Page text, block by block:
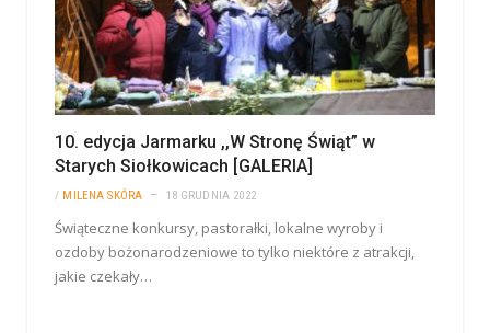
10. edycja Jarmarku ,,W Stronę Świąt” w
Starych Siołkowicach [GALERIA]
/ MILENA SKÓRA 18 GRUDNIA 2022
Świąteczne konkursy, pastorałki, lokalne wyroby i
ozdoby bożonarodzeniowe to tylko niektóre z atrakcji,
jakie czekały…